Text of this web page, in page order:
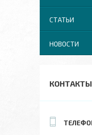
СТАТЬИ
НОВОСТИ
КОНТАКТЫ